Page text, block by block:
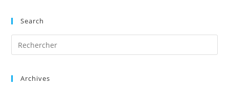
Search
Archives